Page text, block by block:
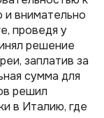
и внимательно
проведя у
решение
заплатив за
сумма для
решил
в Италию, где